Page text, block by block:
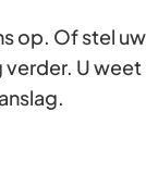
op. Of stel uw
verder. U weet